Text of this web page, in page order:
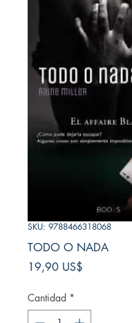
SKU: 9788466318068
TODO O NADA
19,90 US$
Cantidad *